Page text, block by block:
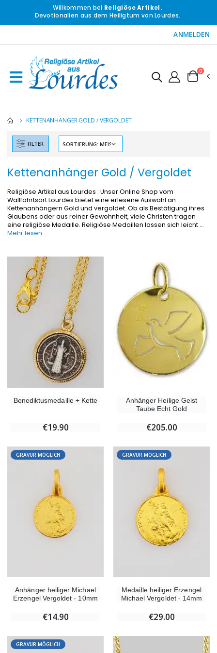
Willkommen bei Religiöse Artikel.
Devotionalien aus dem Heiligtum von Lourdes.
ANMELDEN
0
KETTENANHÄNGER GOLD / VERGOLDET
FILTER
Kettenanhänger Gold / Vergoldet
Religiöse Artikel aus Lourdes : Unser Online Shop vom
Wallfahrtsort Lourdes bietet eine erlesene Auswahl an
Kettenanhängern Gold und vergoldet. Ob als Bestätigung ihres
Glaubens oder aus reiner Gewohnheit, viele Christen tragen
eine religiöse Medaille. Religiöse Medaillen lassen sich leicht ...
Mehr lesen
Benediktusmedaille + Kette
€19.90
Anhänger Heilige Geist
Taube Echt Gold
€205.00
GRAVUR MÖGLICH
Anhänger heiliger Michael
Erzengel Vergoldet - 10mm
€14.90
GRAVUR MÖGLICH
Medaille heiliger Erzengel
Michael Vergoldet - 14mm
€29.00
GRAVUR MÖGLICH
-10%
€15.00 €13.50
€12.90
€130.00
Wundertätige Medaille Empfängnis Rosa 19 mm
€2.50
-20%
€24.90 €19.92
-20%
€15.00
-10%
-25%